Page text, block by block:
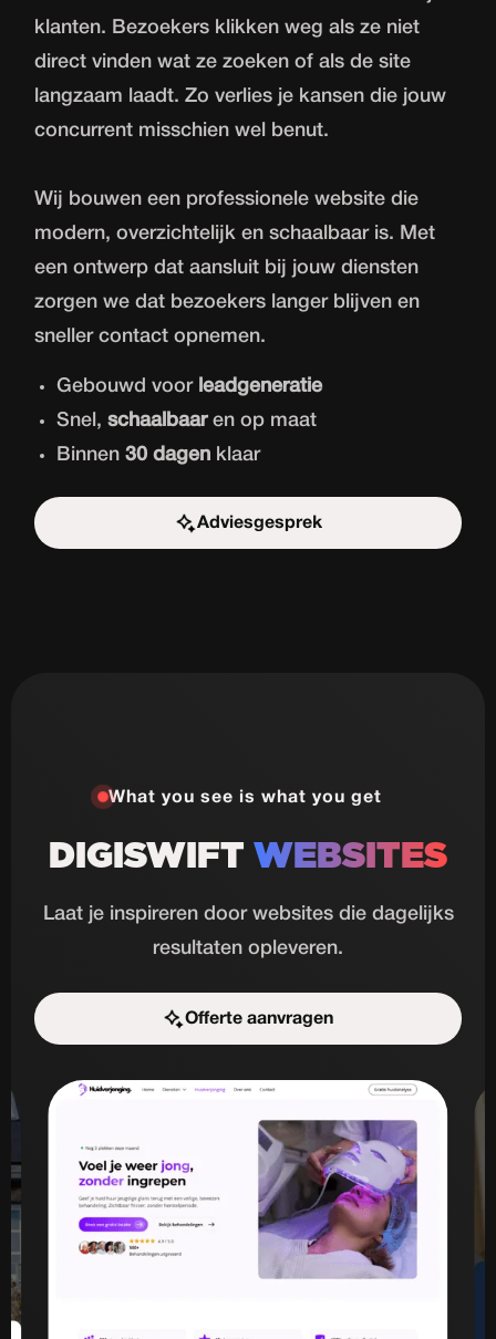
klanten. Bezoekers klikken weg als ze niet
direct vinden wat ze zoeken of als de site
langzaam laadt. Zo verlies je kansen die jouw
concurrent misschien wel benut.
Wij bouwen een professionele website die
modern, overzichtelijk en schaalbaar is. Met
een ontwerp dat aansluit bij jouw diensten
zorgen we dat bezoekers langer blijven en
sneller contact opnemen.
Gebouwd voor leadgeneratie
Snel,schaalbaaren op maat
Binnen30 dagen klaar
Adviesgesprek
Start de uitdaging
What you see is what you get
DIGISWIFT WEBSITES
Laat je inspireren door websites die dagelijks
resultaten opleveren.
Offerte aanvragen
Start de uitdaging